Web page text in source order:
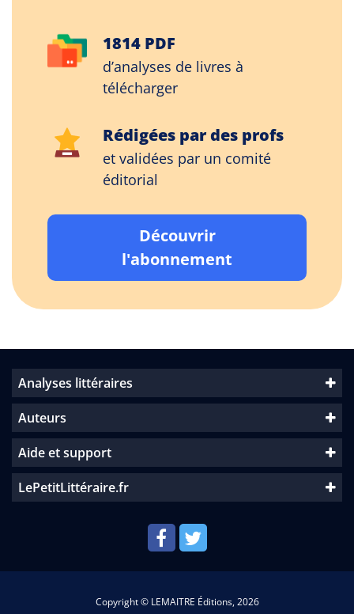
1814 PDF
d’analyses de livres à
télécharger
Rédigées par des profs
et validées par un comité
éditorial
Découvrir
l'abonnement
Analyses littéraires
Auteurs
Aide et support
LePetitLittéraire.fr
Copyright © LEMAITRE Éditions, 2026